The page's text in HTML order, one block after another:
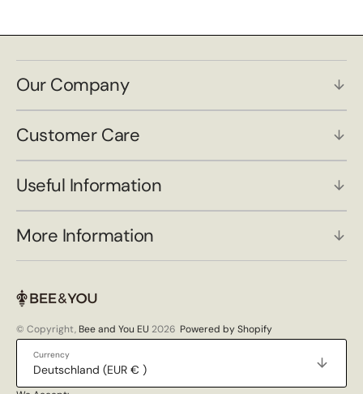
Our Company
Customer Care
Useful Information
More Information
© Copyright, Bee and You EU 2026 Powered by Shopify
Currency
Deutschland (EUR € )